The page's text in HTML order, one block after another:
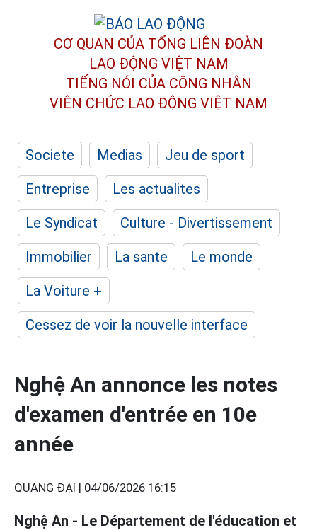
CƠ QUAN CỦA TỔNG LIÊN ĐOÀN
LAO ĐỘNG VIỆT NAM
TIẾNG NÓI CỦA CÔNG NHÂN
VIÊN CHỨC LAO ĐỘNG VIỆT NAM
Societe Medias
Jeu de sport
Entreprise
Les actualites
Le Syndicat
Culture - Divertissement
Immobilier
La sante
Le monde
La Voiture +
Cessez de voir la nouvelle interface
Nghệ An annonce les notes
d'examen d'entrée en 10e
année
QUANG ĐẠI | 04/06/2026 16:15
Nghệ An - Le Département de l'éducation et